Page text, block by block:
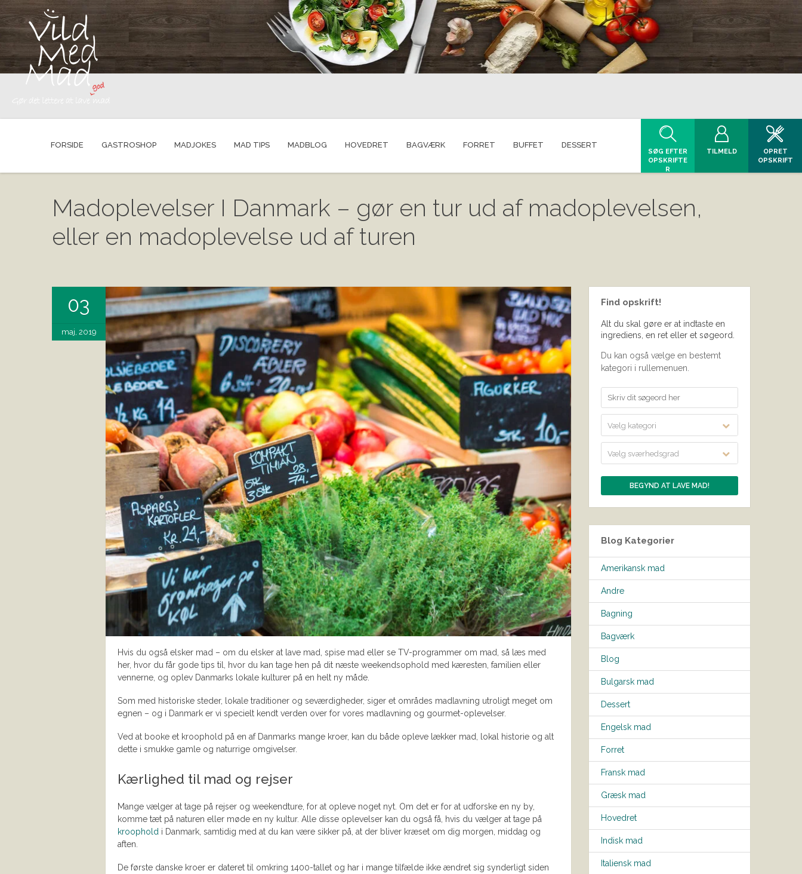
FORSIDE GASTROSHOP MADJOKES MAD TIPS MADBLOG HOVEDRET BAGVÆRK FORRET BUFFET DESSERT
SØG EFTER
OPSKRIFTE
R
TILMELD
OPRET
OPSKRIFT
Madoplevelser I Danmark – gør en tur ud af madoplevelsen,
eller en madoplevelse ud af turen
03
maj, 2019
Hvis du også elsker mad – om du elsker at lave mad, spise mad eller se TV-programmer om mad, så læs med
her, hvor du får gode tips til, hvor du kan tage hen på dit næste weekendsophold med kæresten, familien eller
vennerne, og oplev Danmarks lokale kulturer på en helt ny måde.
Som med historiske steder, lokale traditioner og seværdigheder, siger et områdes madlavning utroligt meget om
egnen – og i Danmark er vi specielt kendt verden over for vores madlavning og gourmet-oplevelser.
Ved at booke et kroophold på en af Danmarks mange kroer, kan du både opleve lækker mad, lokal historie og alt
dette i smukke gamle og naturrige omgivelser.
Kærlighed til mad og rejser
Mange vælger at tage på rejser og weekendture, for at opleve noget nyt. Om det er for at udforske en ny by,
komme tæt på naturen eller møde en ny kultur. Alle disse oplevelser kan du også få, hvis du vælger at tage på
kroophold i Danmark, samtidig med at du kan være sikker på, at der bliver kræset om dig morgen, middag og
aften.
De første danske kroer er dateret til omkring 1400-tallet og har i mange tilfælde ikke ændret sig synderligt siden
Find opskrift!
Alt du skal gøre er at indtaste en
ingrediens, en ret eller et søgeord.
Du kan også vælge en bestemt
kategori i rullemenuen.
Vælg kategori
Vælg sværhedsgrad
Blog Kategorier
Amerikansk mad
Andre
Bagning
Bagværk
Blog
Bulgarsk mad
Dessert
Engelsk mad
Forret
Fransk mad
Græsk mad
Hovedret
Indisk mad
Italiensk mad